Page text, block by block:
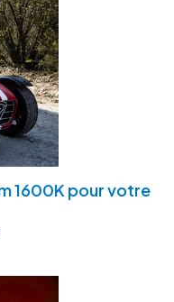
1600K pour votre